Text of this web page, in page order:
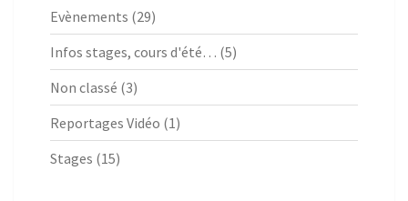
Evènements (29)
Infos stages, cours d'été… (5)
Non classé (3)
Reportages Vidéo (1)
Stages (15)